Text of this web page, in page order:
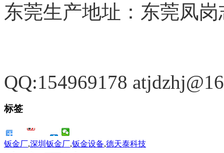
东莞生产地址：东莞凤
QQ:154969178
标签
钣金厂,深圳钣金厂,钣金设备,德天泰科技